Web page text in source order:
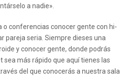
a nadie».
o conferencias conocer gente con hi-
pareja seria. Siempre dieses una
y conocer gente, donde podrás
sea más rápido que aquí tienes las
del que conocerás a nuestra sala